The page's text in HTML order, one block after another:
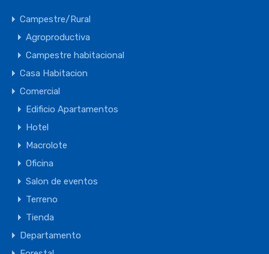
Campestre/Rural
Agroproductiva
Campestre habitacional
Casa Habitacion
Comercial
Edificio Apartamentos
Hotel
Macrolote
Oficina
Salon de eventos
Terreno
Tienda
Departamento